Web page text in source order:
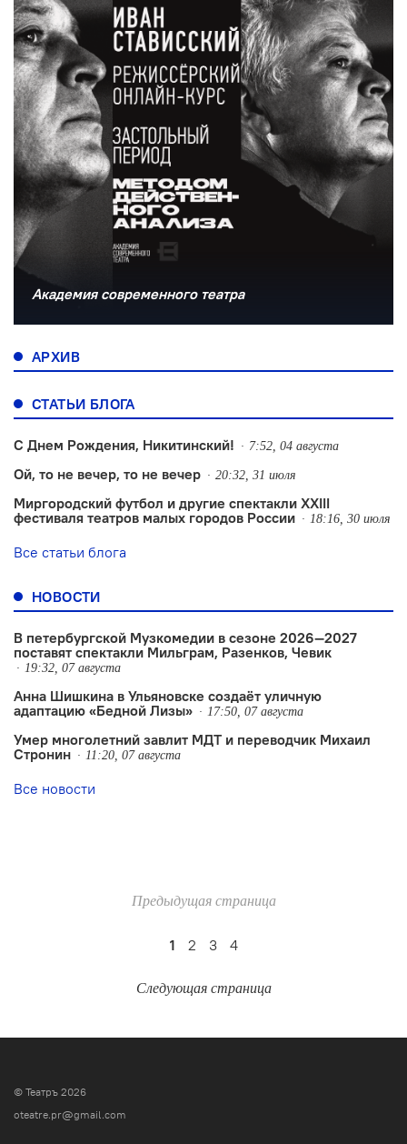
Академия современного театра
АРХИВ
СТАТЬИ БЛОГА
С Днем Рождения, Никитинский! 7:52, 04 августа
Ой, то не вечер, то не вечер 20:32, 31 июля
Миргородский футбол и другие спектакли XXIII
фестиваля театров малых городов России
18:16, 30 июля
Все статьи блога
НОВОСТИ
В петербургской Музкомедии в сезоне 2026—2027
поставят спектакли Мильграм, Разенков, Чевик
19:32, 07 августа
Анна Шишкина в Ульяновске создаëт уличную
адаптацию «Бедной Лизы»
17:50, 07 августа
Умер многолетний завлит МДТ и переводчик Михаил
Стронин
11:20, 07 августа
Все новости
Предыдущая страница
1 2 3 4
Следующая страница
© Театръ 2026
oteatre.pr@gmail.com